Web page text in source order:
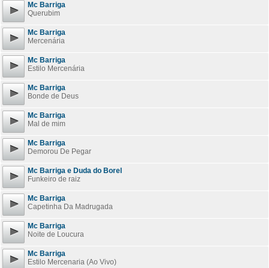
Mc Barriga
Querubim
Mc Barriga
Mercenária
Mc Barriga
Estilo Mercenária
Mc Barriga
Bonde de Deus
Mc Barriga
Mal de mim
Mc Barriga
Demorou De Pegar
Mc Barriga e Duda do Borel
Funkeiro de raiz
Mc Barriga
Capetinha Da Madrugada
Mc Barriga
Noite de Loucura
Mc Barriga
Estilo Mercenaria (Ao Vivo)